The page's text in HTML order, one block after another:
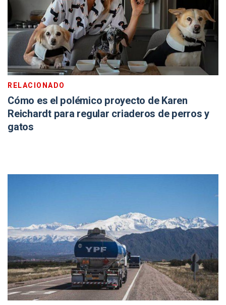
RELACIONADO
Cómo es el polémico proyecto de Karen
Reichardt para regular criaderos de perros y
gatos